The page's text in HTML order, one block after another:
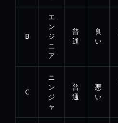
B
エ
ン
ジ
ニ
ア
普
通
良
い
C
ニ
ン
ジ
ャ
普
通
悪
い